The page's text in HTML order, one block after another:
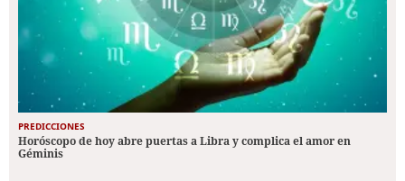
PREDICCIONES
Horóscopo de hoy abre puertas a Libra y complica el amor en
Géminis